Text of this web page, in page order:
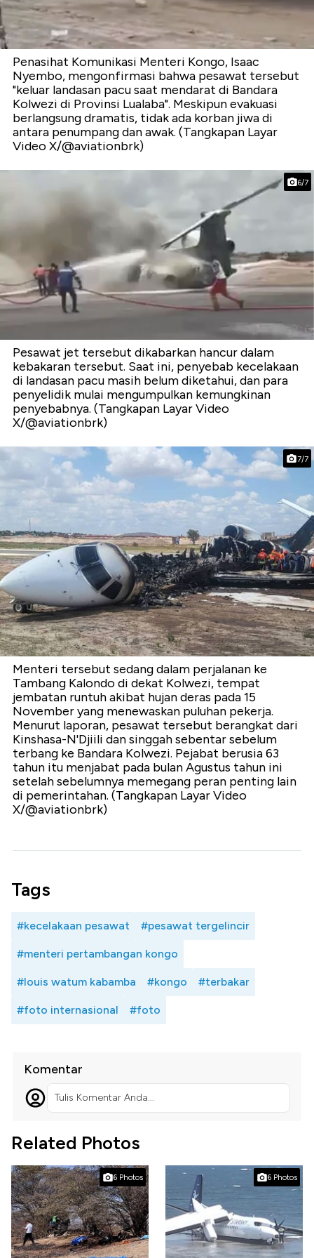
Penasihat Komunikasi Menteri Kongo, Isaac
Nyembo, mengonfirmasi bahwa pesawat tersebut
"keluar landasan pacu saat mendarat di Bandara
Kolwezi di Provinsi Lualaba". Meskipun evakuasi
berlangsung dramatis, tidak ada korban jiwa di
antara penumpang dan awak. (Tangkapan Layar
Video X/@aviationbrk)
6/7
Pesawat jet tersebut dikabarkan hancur dalam
kebakaran tersebut. Saat ini, penyebab kecelakaan
di landasan pacu masih belum diketahui, dan para
penyelidik mulai mengumpulkan kemungkinan
penyebabnya. (Tangkapan Layar Video
X/@aviationbrk)
7/7
Menteri tersebut sedang dalam perjalanan ke
Tambang Kalondo di dekat Kolwezi, tempat
jembatan runtuh akibat hujan deras pada 15
November yang menewaskan puluhan pekerja.
Menurut laporan, pesawat tersebut berangkat dari
Kinshasa-N'Djiili dan singgah sebentar sebelum
terbang ke Bandara Kolwezi. Pejabat berusia 63
tahun itu menjabat pada bulan Agustus tahun ini
setelah sebelumnya memegang peran penting lain
di pemerintahan. (Tangkapan Layar Video
X/@aviationbrk)
Tags
#kecelakaan pesawat #pesawat tergelincir
#menteri pertambangan kongo
#louis watum kabamba #kongo #terbakar
#foto internasional #foto
Komentar
Tulis Komentar Anda...
Related Photos
6 Photos 6 Photos